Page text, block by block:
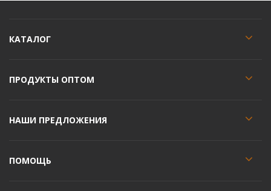
КАТАЛОГ
ПРОДУКТЫ ОПТОМ
НАШИ ПРЕДЛОЖЕНИЯ
ПОМОЩЬ